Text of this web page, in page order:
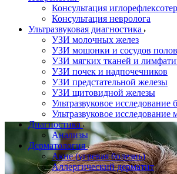
Консультация
Консультация невролога
Ультразвуковая диагностика
УЗИ молочных желез
УЗИ мошонки и сосудов
УЗИ мягких тканей и
УЗИ почек и надпочечников
УЗИ предстательной железы
УЗИ щитовидной железы
Ультразвуковое
Ультразвуковое исследование
Диагностика
Анализы
Дерматология
Акне (угревая болезнь)
Аллергический дерматит